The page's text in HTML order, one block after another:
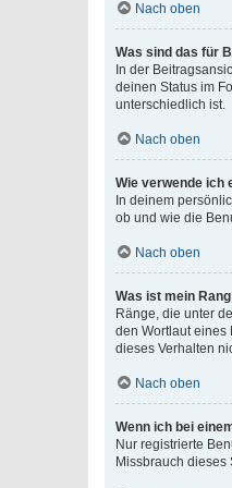
Nach oben
Was sind das für
In der
deinen Status im
unterschiedlich ist.
Nach oben
Wie verwende ich
In deinem
ob und wie die
Nach oben
Was ist mein
Ränge, die unter
den Wortlaut eines
dieses Verhalten
Nach oben
Wenn ich bei
Nur registrierte
Missbrauch dieses